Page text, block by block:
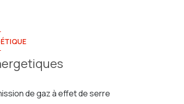
de gaz à effet de serre